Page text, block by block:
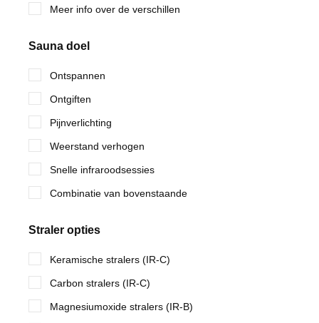
Meer info over de verschillen
Sauna doel
Ontspannen
Ontgiften
Pijnverlichting
Weerstand verhogen
Snelle infraroodsessies
Combinatie van bovenstaande
Straler opties
Keramische stralers (IR-C)
Carbon stralers (IR-C)
Magnesiumoxide stralers (IR-B)